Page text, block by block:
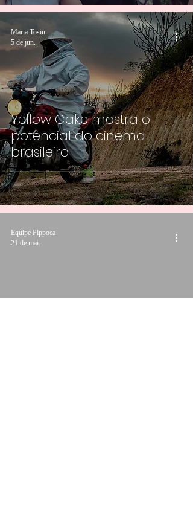
Yellow Cake mostra o
potencial do cinema
brasileiro
Maria Tosin
5 de jun.
Equipe Pippoca
21 de mai.